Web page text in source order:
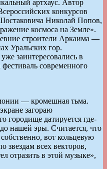
артхаус. Автор
конкурсов
Николай Попов,
космоса на Земле».
строители Аркаима —
Уральских гор.
заинтересовались в
современного
— кромешная тьма.
загораю
городище датируется где-
нашей эры. Считается, что
вот кольцевую
звездам всех векторов,
отразить в этой музыке»,